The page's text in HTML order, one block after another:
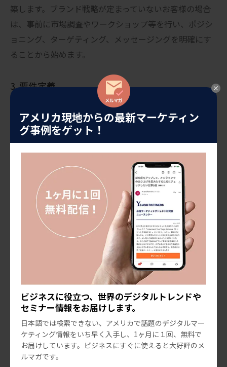
アメリカ現地からの最新マーケティン
グ事例をゲット！
ビジネスに役立つ、世界のデジタルトレンドや
セミナー情報をお届けします。
日本語では検索できない、アメリカで話題のデジタルマー
ケティング情報をいち早く入手し、1ヶ月に１回、無料で
お届けしています。ビジネスにすぐに使えると大好評のメ
ルマガです。
築します。ブランド戦略が定まっていないお客様の場合
は、事前に市場調査やワークショップ等を行い、ポジシ
ョニング、ターゲティング、メッセージングを明確にす
ることから始めます。
3. 要件定義
ここまでのヒアリング内容や策定したマーケティングブ
ラン、戦略などを元に、今回のプロジェクトで実現する
こと・実現しないことを明確にします。Webサイトに必
要なページ、機能、コンテンツを整理したサイトマップ
の作成、採用するインフラ・プラットフォームの選定、
その他の機能要件・非機能要件など、決定すべき項目を
１つずつ擦り合わせながら決定していきます。
4. 情報設計
ここまでで明らかになったお客様が抱える本質的な課題
やユーザーのインサイトを深く理解したうえで、UX・UI
の視点でどの情報をどのページに掲載するかを設計しま
す。さらに各ページでどの情報をどういう順番でユーザ
ーに届けるかというストーリーを描きながら、ワイヤー
フレームの形に落とし込みます。
5. クリエイティブ制作